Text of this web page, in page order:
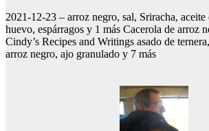
2021-12-23 – arroz negro, sal, Sriracha, aceite
huevo, espárragos y 1 más Cacerola de arroz
Cindy’s Recipes and Writings asado de
arroz negro, ajo granulado y 7 más